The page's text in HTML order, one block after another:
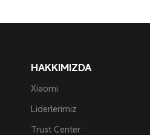
HAKKIMIZDA
Xiaomi
Liderlerimiz
Trust Center